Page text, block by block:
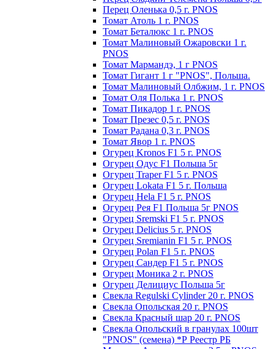
Перец Оленька 0,5 г. PNOS
Томат Атоль 1 г. PNOS
Томат Беталюкс 1 г. PNOS
Томат Малиновый Ожаровски 1 г.
PNOS
Томат Мармандэ, 1 г PNOS
Томат Гигант 1 г "PNOS", Польша.
Томат Малиновый Олбжим, 1 г. PNOS
Томат Оля Полька 1 г. PNOS
Томат Пикадор 1 г. PNOS
Томат Презес 0,5 г. PNOS
Toмaт Рaдaнa 0,3 г. PNOS
Томат Явор 1 г. PNOS
Огурец Kronos F1 5 г. PNOS
Огурец Одус F1 Польша 5г
Огурец Traper F1 5 г. PNOS
Огурец Lokata F1 5 г. Польша
Огурец Hela F1 5 г. PNOS
Огурец Рея F1 Польша 5г PNOS
Огурец Sremski F1 5 г. PNOS
Огурец Delicius 5 г. PNOS
Огурец Sremianin F1 5 г. PNOS
Огурец Polan F1 5 г. PNOS
Огурец Сандер F1 5 г. PNOS
Огурец Моника 2 г. PNOS
Огурец Делициус Польша 5г
Свекла Regulski Cylinder 20 г. PNOS
Свекла Опольская 20 г. PNOS
Свекла Красный шар 20 г. PNOS
Свекла Опольский в гранулах 100шт
"PNOS" (семена) *Р Реестр РБ